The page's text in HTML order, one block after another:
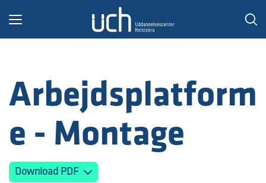
Toggle
Arbejdsplatform
e - Montage
Download PDF